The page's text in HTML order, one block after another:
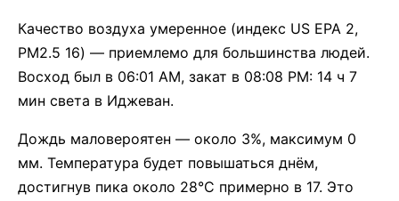
Качество воздуха умеренное (индекс US EPA 2,
PM2.5 16) — приемлемо для большинства людей.
Восход был в 06:01 AM, закат в 08:08 PM: 14 ч 7
мин света в Иджеван.
Дождь маловероятен — около 3%, максимум 0
мм. Температура будет повышаться днём,
достигнув пика около 28°C примерно в 17. Это